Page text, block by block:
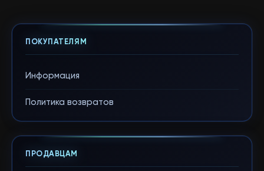
ПОКУПАТЕЛЯМ
Информация
Политика возвратов
ПРОДАВЦАМ